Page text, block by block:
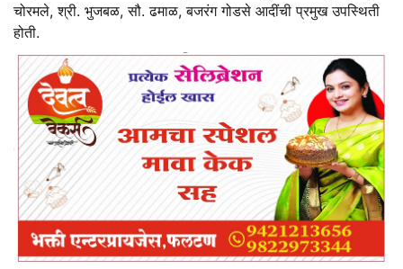
चोरमले, श्री. भुजबळ, सौ. ढमाळ, बजरंग गोडसे आदींची प्रमुख उपस्थिती
होती.